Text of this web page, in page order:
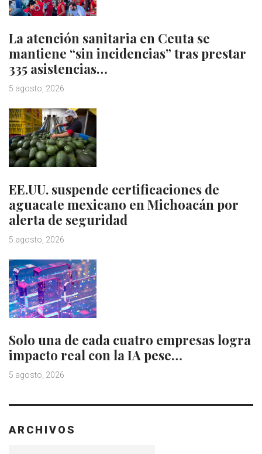
La atención sanitaria en Ceuta se
mantiene “sin incidencias” tras prestar
335 asistencias…
5 agosto, 2026
EE.UU. suspende certificaciones de
aguacate mexicano en Michoacán por
alerta de seguridad
5 agosto, 2026
Solo una de cada cuatro empresas logra
impacto real con la IA pese…
5 agosto, 2026
ARCHIVOS